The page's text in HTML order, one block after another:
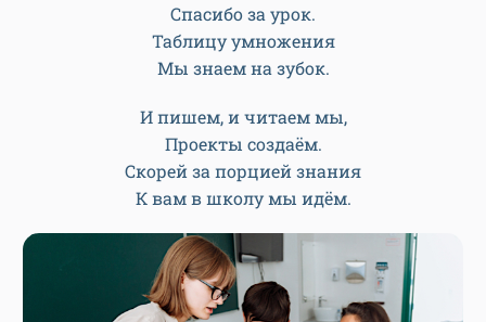
Спасибо за урок.
Таблицу умножения
Мы знаем на зубок.
И пишем, и читаем мы,
Проекты создаём.
Скорей за порцией знания
К вам в школу мы идём.